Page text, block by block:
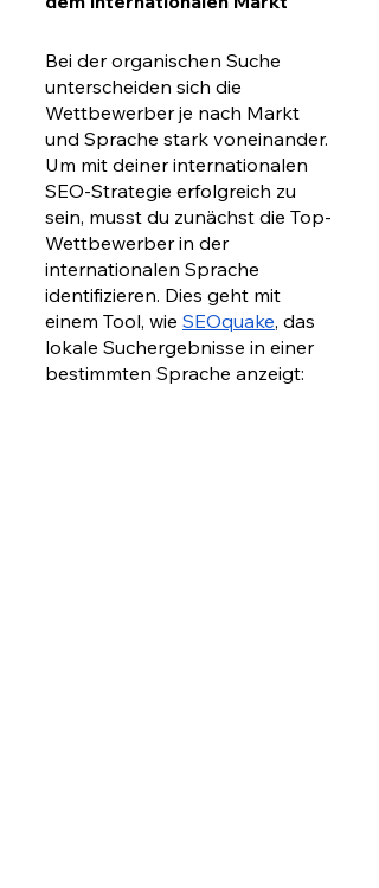
Bei der organischen Suche
unterscheiden sich die
Wettbewerber je nach Markt
und Sprache stark voneinander.
Um mit deiner internationalen
SEO-Strategie erfolgreich zu
sein, musst du zunächst die Top-
Wettbewerber in der
internationalen Sprache
identifizieren. Dies geht mit
einem Tool, wie SEOquake, das
lokale Suchergebnisse in einer
bestimmten Sprache anzeigt: